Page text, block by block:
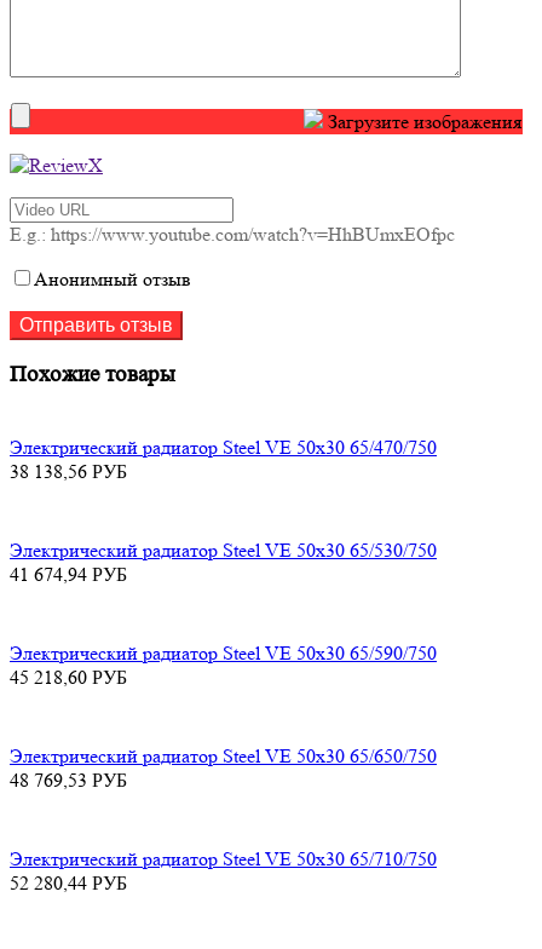
Загрузите изображения
E.g.: https://www.youtube.com/watch?v=HhBUmxEOfpc
Анонимный отзыв
Похожие товары
Электрический радиатор Steel VE 50х30 65/470/750
38 138,56 РУБ
Электрический радиатор Steel VE 50х30 65/530/750
41 674,94 РУБ
Электрический радиатор Steel VE 50х30 65/590/750
45 218,60 РУБ
Электрический радиатор Steel VE 50х30 65/650/750
48 769,53 РУБ
Электрический радиатор Steel VE 50х30 65/710/750
52 280,44 РУБ